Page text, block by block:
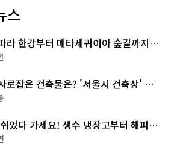
스
라 한강부터 메타세쿼이아 숲길까지…
스
로잡은 건축물은? '서울시 건축상' 수
었다 가세요! 생수 냉장고부터 해피소